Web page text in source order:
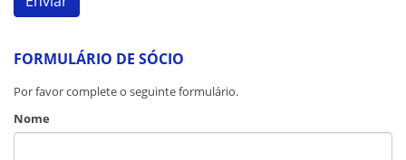
FORMULÁRIO DE SÓCIO
Por favor complete o seguinte formulário.
Nome